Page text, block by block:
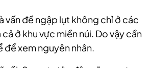
vấn đề ngập lụt không chỉ ở các
ở khu vực miền núi. Do vậy cần
để xem nguyên nhân.